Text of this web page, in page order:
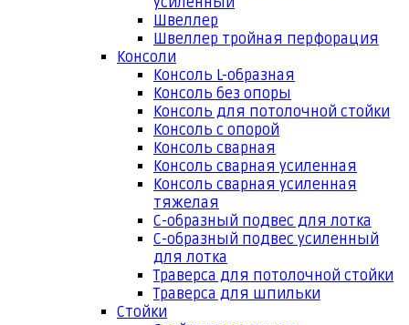
Швеллер
Швеллер тройная перфорация
Консоли
Консоль L-образная
Консоль без опоры
Консоль для потолочной стойки
Консоль с опорой
Консоль сварная
Консоль сварная усиленная
Консоль сварная усиленная
тяжелая
С-образный подвес для лотка
С-образный подвес усиленный
для лотка
Траверса для потолочной стойки
Траверса для шпильки
Стойки